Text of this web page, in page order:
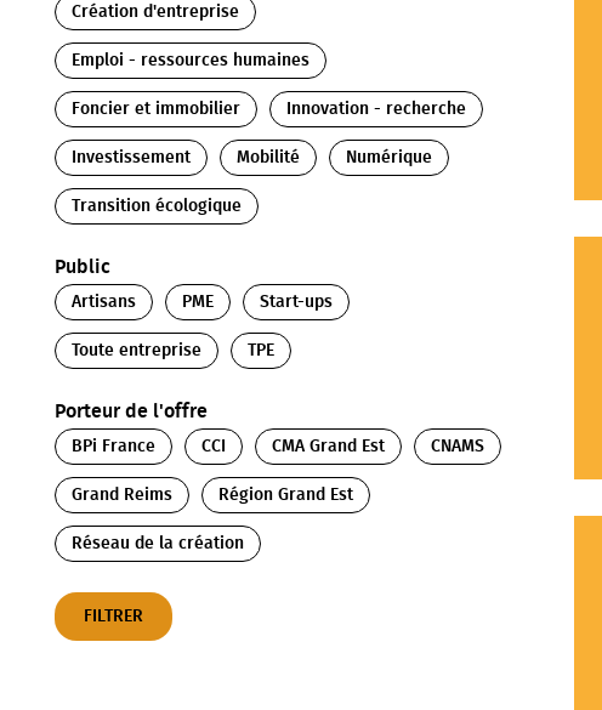
Création d'entreprise
Emploi - ressources humaines
Foncier et immobilier Innovation - recherche
Investissement Mobilité Numérique
Transition écologique
Public
Artisans PME Start-ups
Toute entreprise TPE
Porteur de l'offre
BPi France CCI CMA Grand Est CNAMS
Grand Reims Région Grand Est
Réseau de la création